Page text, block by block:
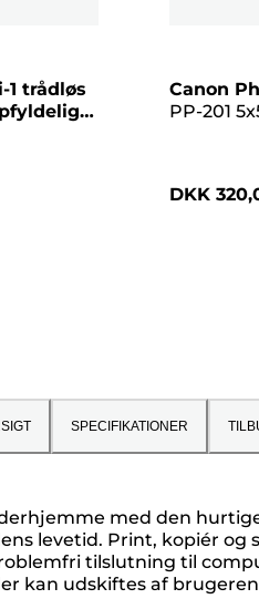
1 trådløs
Canon
PP-201
DKK
SPECIFIKATIONER
med den
levetid. Print, kopiér
tilslutning til
kan udskiftes af